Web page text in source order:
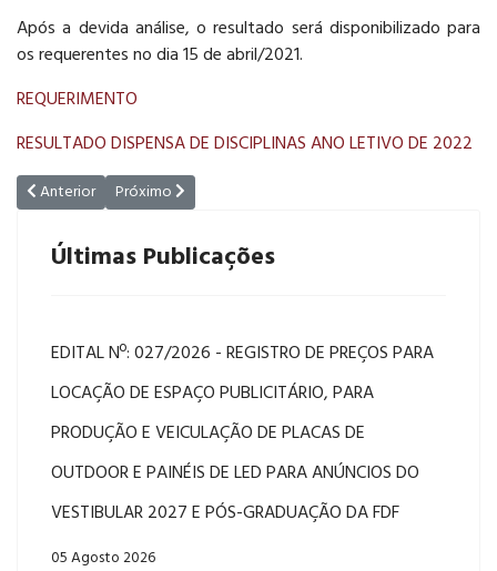
Após a devida análise, o resultado será disponibilizado para
os requerentes no dia 15 de abril/2021.
REQUERIMENTO
RESULTADO DISPENSA DE DISCIPLINAS ANO LETIVO DE 2022
Artigo anterior: Comunicado à Comunicade Acadêmica
Anterior Próximo artigo: Horários de disponibilidade dos
Próximo
Últimas Publicações
EDITAL Nº: 027/2026 - REGISTRO DE PREÇOS PARA
LOCAÇÃO DE ESPAÇO PUBLICITÁRIO, PARA
PRODUÇÃO E VEICULAÇÃO DE PLACAS DE
OUTDOOR E PAINÉIS DE LED PARA ANÚNCIOS DO
VESTIBULAR 2027 E PÓS-GRADUAÇÃO DA FDF
05 Agosto 2026